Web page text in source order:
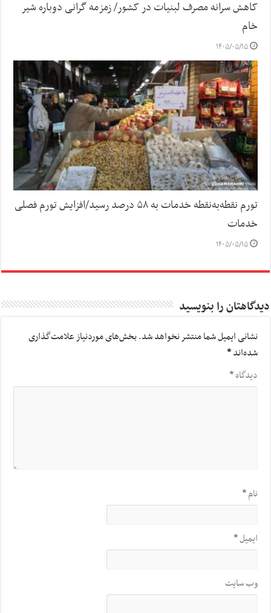
کاهش سرانه مصرف لبنیات در کشور/ زمزمه گرانی دوباره شیر
خام
۱۴۰۵/۰۵/۱۵
تورم نقطه‌به‌نقطه خدمات به ۵۸ درصد رسید/افزایش تورم فصلی
خدمات
۱۴۰۵/۰۵/۱۵
دیدگاهتان را بنویسید
نشانی ایمیل شما منتشر نخواهد شد.بخش‌های موردنیاز علامت‌گذاری
شده‌اند*
دیدگاه*
نام*
ایمیل*
وب‌ سایت